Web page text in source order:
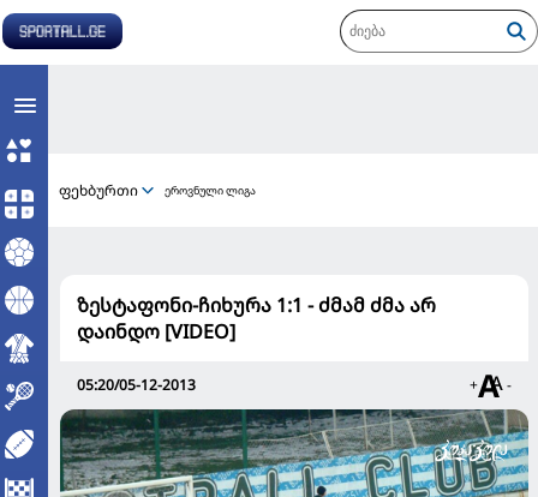
ფეხბურთი ეროვნული ლიგა
ზესტაფონი-ჩიხურა 1:1 - ძმამ ძმა არ
დაინდო [VIDEO]
05:20/05-12-2013 + -